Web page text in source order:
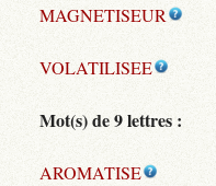
MAGNETISEUR
VOLATILISEE
Mot(s) de 9 lettres :
AROMATISE